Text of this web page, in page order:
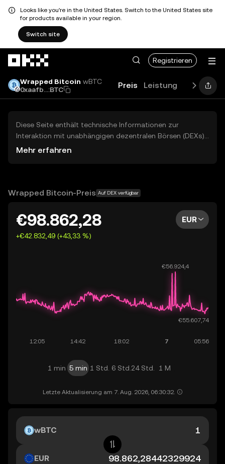
Looks like you're in the United States. Switch to the United States site
for products available in your region.
Switch site
Registrieren
Wrapped Bitcoin wBTC
0xaafb...:BTC
Preis Leistung
Diese Seite enthält technische Informationen zur
Interaktion mit unabhängigen dezentralen Börsen (DEXs)
von Drittparteien. Die hier genannten Assets hier sind
Beliebtheitsranking generiert. OKX erteilt keine
verantwortlich.
Mehr erfahren
Wrapped Bitcoin-Preis Auf DEX verfügbar
€98.862,28
+€42.832,49 (+43,33 %)
EUR
1 min 5 min 1 Std. 6 Std. 24 Std. 1 M
Letzte Aktualisierung am 7. Aug. 2026, 06:30:32.
wBTC
EUR